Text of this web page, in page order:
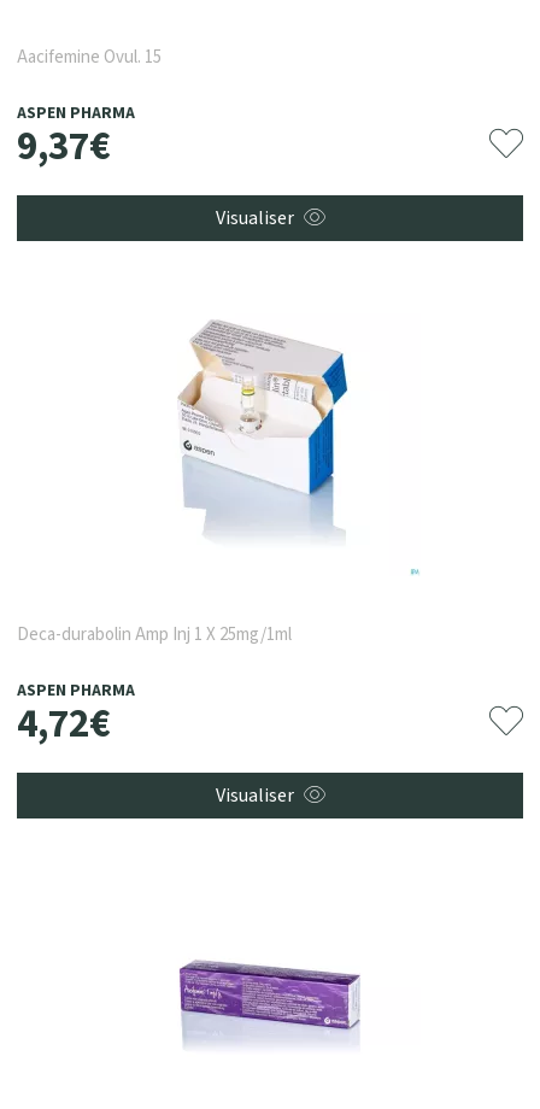
Aacifemine Ovul. 15
ASPEN PHARMA
9,37€
Visualiser
Deca-durabolin Amp Inj 1 X 25mg/1ml
ASPEN PHARMA
4,72€
Visualiser